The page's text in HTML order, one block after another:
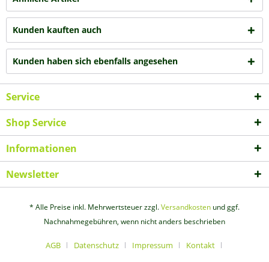
Kunden kauften auch
Kunden haben sich ebenfalls angesehen
Service
Shop Service
Informationen
Newsletter
* Alle Preise inkl. Mehrwertsteuer zzgl.Versandkosten und ggf.
Nachnahmegebühren, wenn nicht anders beschrieben
AGB Datenschutz Impressum
Kontakt